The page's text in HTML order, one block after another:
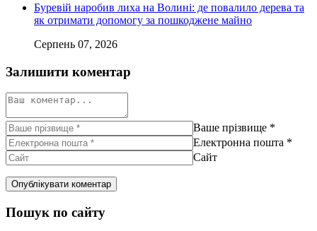
Буревій наробив лиха на Волині: де повалило дерева та
як отримати допомогу за пошкоджене майно
Серпень 07, 2026
Залишити коментар
Ваше прізвище *
Електронна пошта *
Сайт
Пошук по сайту